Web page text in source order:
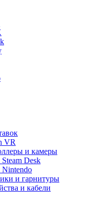
VR
и камеры
Desk
Nintendo
и гарнитуры
и кабели